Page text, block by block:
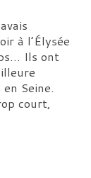
à l’Élysée
Ils ont
Seine.
court,